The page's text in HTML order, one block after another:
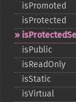
isPromoted
isProtected
isPublic
isReadOnly
isStatic
isVirtual